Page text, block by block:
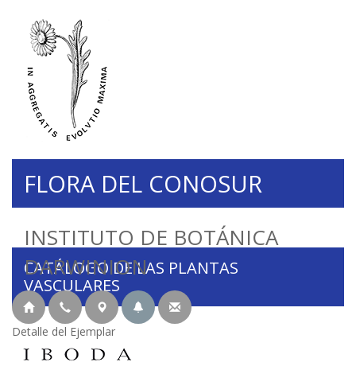
INSTITUTO DE BOTÁNICA
DARWINION
FLORA DEL CONOSUR
CATÁLOGO DE LAS PLANTAS
VASCULARES
Detalle del Ejemplar